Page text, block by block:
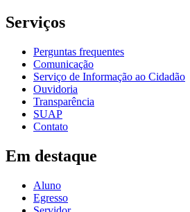
Serviços
Perguntas frequentes
Comunicação
Serviço de Informação ao Cidadão
Ouvidoria
Transparência
SUAP
Contato
Em destaque
Aluno
Egresso